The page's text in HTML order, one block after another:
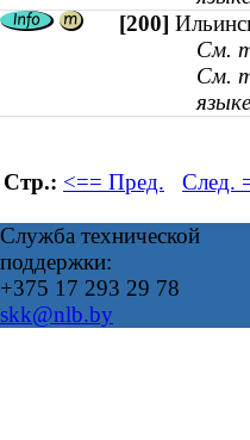
[200]
См.
См.
Стр.: <== Пред. След.
Служба технической
поддержки:
+375 17 293 29 78
skk@nlb.by